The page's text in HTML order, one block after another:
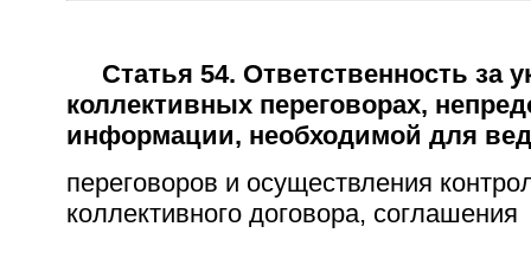
Статья 54. Ответственность за
коллективных переговорах,
информации, необходимой для
переговоров и осуществления
коллективного договора, соглашения